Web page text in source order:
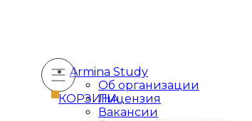
Armina Study
Об организации
Лицензия
Вакансии
КОРЗИНА